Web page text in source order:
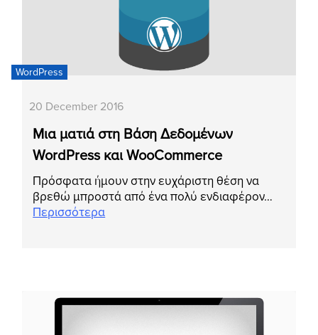
WordPress
20 December 2016
Μια ματιά στη Βάση Δεδομένων
WordPress και WooCommerce
Πρόσφατα ήμουν στην ευχάριστη θέση να
βρεθώ μπροστά από ένα πολύ ενδιαφέρον…
Περισσότερα